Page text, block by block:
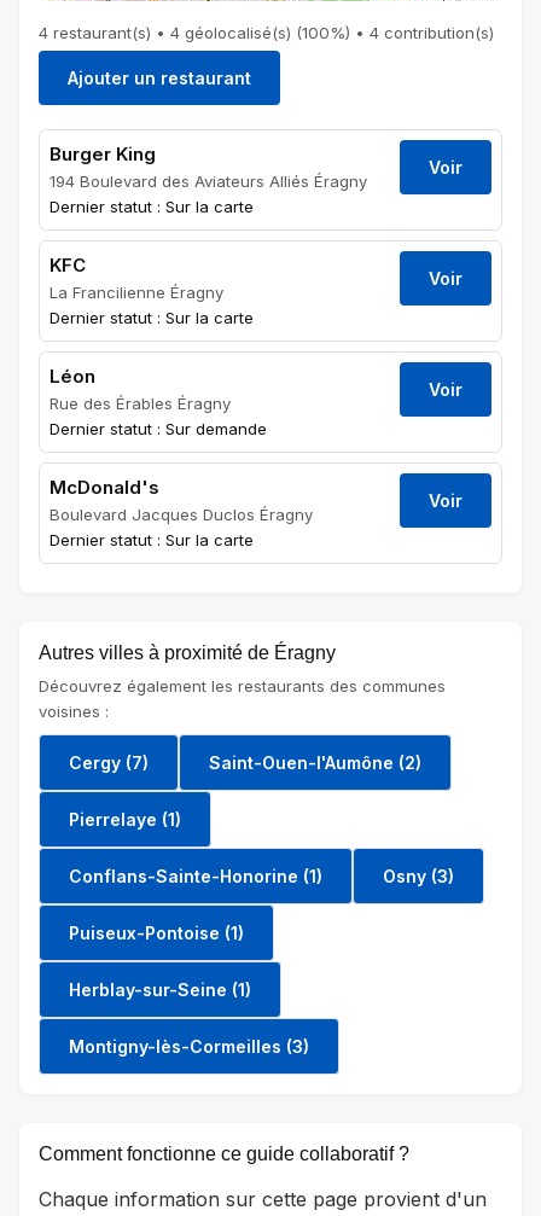
4 restaurant(s) • 4 géolocalisé(s) (100%) • 4 contribution(s)
Ajouter un restaurant
Burger King
194 Boulevard des Aviateurs Alliés Éragny
Dernier statut : Sur la carte
Voir
KFC
La Francilienne Éragny
Dernier statut : Sur la carte
Voir
Léon
Rue des Érables Éragny
Dernier statut : Sur demande
Voir
McDonald's
Boulevard Jacques Duclos Éragny
Dernier statut : Sur la carte
Voir
Autres villes à proximité de Éragny
Découvrez également les restaurants des communes
voisines :
Cergy (7) Saint-Ouen-l'Aumône (2)
Pierrelaye (1)
Conflans-Sainte-Honorine (1) Osny (3)
Puiseux-Pontoise (1)
Herblay-sur-Seine (1)
Montigny-lès-Cormeilles (3)
Comment fonctionne ce guide collaboratif ?
Chaque information sur cette page provient d'un